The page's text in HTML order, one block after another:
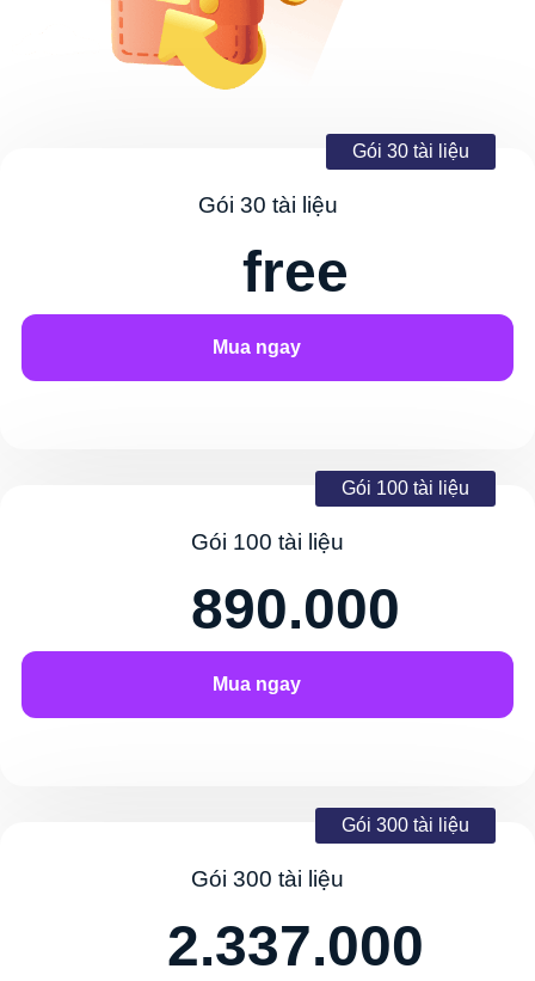
Gói 30 tài liệu
Gói 30 tài liệu
free
Mua ngay
Gói 100 tài liệu
Gói 100 tài liệu
890.000
Mua ngay
Gói 300 tài liệu
Gói 300 tài liệu
2.337.000